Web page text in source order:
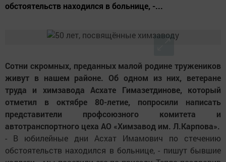
обстоятельств находился в больнице, -...
Сотни скромных, преданных малой родине тружеников
живут в нашем районе. Об одном из них, ветеране
труда и химзавода Асхате Гимазетдинове, который
отметил в октябре 80-летие, попросили написать
представители профсоюзного комитета и
автотранспортного цеха АО «Химзавод им. Л.Карпова».
- В юбилейные дни Асхат Имамович по стечению
обстоятельств находился в больнице, - пишут бывшие